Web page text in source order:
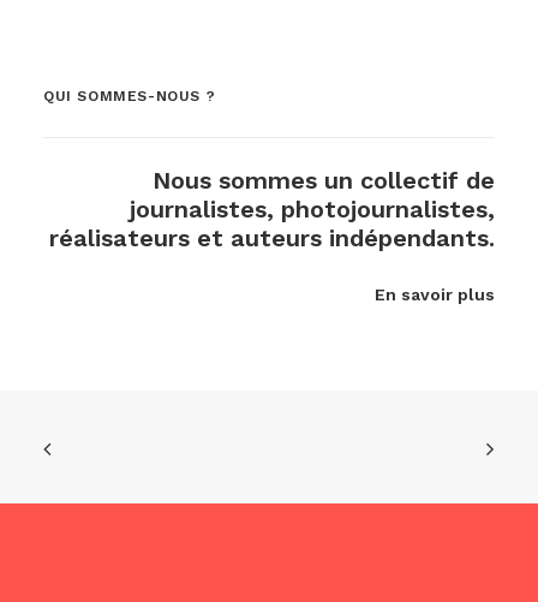
QUI SOMMES-NOUS ?
Nous sommes un collectif de
journalistes, photojournalistes,
réalisateurs et auteurs indépendants.
En savoir plus